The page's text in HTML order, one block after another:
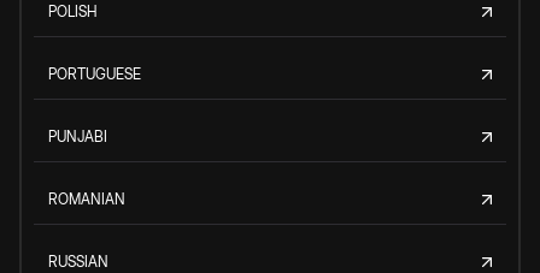
POLISH
PORTUGUESE
PUNJABI
ROMANIAN
RUSSIAN